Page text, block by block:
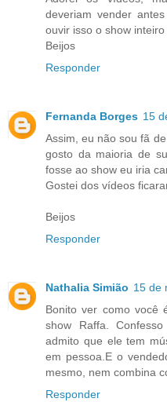
deveriam vender
ouvir isso o show inteiro
Beijos
Responder
Fernanda Borges 15
Assim, eu não sou fã
gosto da maioria de
fosse ao show eu iria
Gostei dos vídeos
Beijos
Responder
Nathalia Simião 15 de
Bonito ver como você
show Raffa.
admito que ele tem
em pessoa.E o
mesmo, nem combina
Responder